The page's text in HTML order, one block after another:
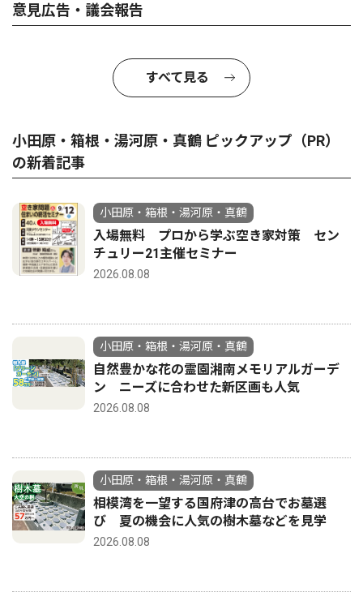
意見広告・議会報告
すべて見る
小田原・箱根・湯河原・真鶴 ピックアップ（PR）
の新着記事
小田原・箱根・湯河原・真鶴
入場無料 プロから学ぶ空き家対策 セン
チュリー21主催セミナー
2026.08.08
小田原・箱根・湯河原・真鶴
自然豊かな花の霊園湘南メモリアルガーデ
ン ニーズに合わせた新区画も人気
2026.08.08
小田原・箱根・湯河原・真鶴
相模湾を一望する国府津の高台でお墓選
び 夏の機会に人気の樹木墓などを見学
2026.08.08